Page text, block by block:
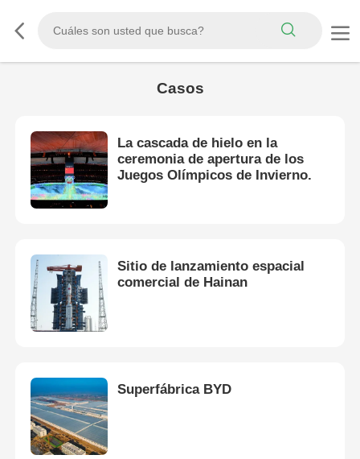
Casos
La cascada de hielo en la
ceremonia de apertura de los
Juegos Olímpicos de Invierno.
Sitio de lanzamiento espacial
comercial de Hainan
Superfábrica BYD